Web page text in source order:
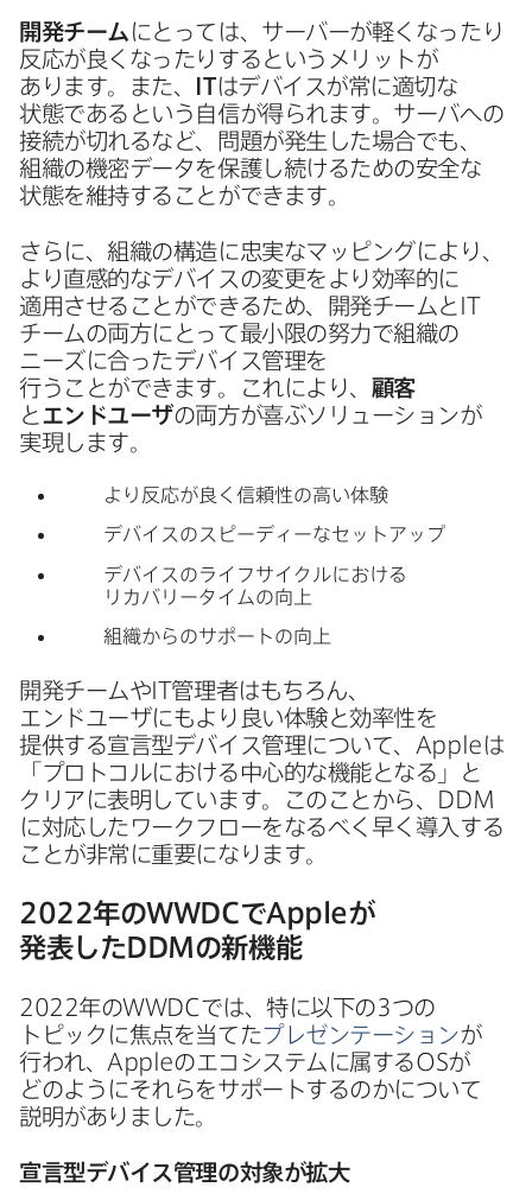
開発チーム に​とっては、​サーバーが​軽くなったり​
反応が​良くなったりすると​いう​メリットが​
あります。​また、
ITは​デバイスが​常に​適切な​
状態であると​いう​自信が​得られます。​サーバへの​
接続が​切れる​など、​問題が​発生した​場合でも、​
組織の​機密​データを​保護し続ける​ための​安全な​
状態を​維持する​ことができます。
さらに、​組織の​構造に​忠実な​マッピングに​より、​
より​直感的な​デバイスの​変更を​より​効率的に​
適用させる​ことができる​ため、​開発チームと IT
チームの​両方に​とって​最小限の​努力で​組織の​
ニーズに​合った​デバイス管理を​
行うことができます。​これに​より、 顧客
と エンドユーザの​両方が​喜ぶソリューションが​
実現します。
より​反応が​良く​信頼性の​高い​体験
デバイスの​スピーディーな​セットアップ
デバイスの​ライフサイクルに​おける​
リカバリータイムの​向上
組織からの​サポートの​向上
開発チームや IT管理者は​もちろん、​
エンドユーザにもより​良い​体験と​効率性を​
提供する​宣言型デバイス管理に​ついて、 Apple は​
「プロトコルに​おける​中心的な​機能と​なる」と​
クリアに​表明しています。​この​ことから、
DDM
に​対応した​ワークフローを​なるべく​早く​導入する​
ことが​非常に​重要に​なります。
2022年のWWDCでAppleが​
発表した DDMの​新機能
2022年のWWDCでは、​特に​以下の3つの​
トピックに​焦点を​当てたプレゼンテーションが​
行われ、 Appleの​エコシステムに​属するOSが​
どのように​それらを​サポートするのかに​ついて​
説明が​ありました。
宣言型デバイス管理の​対象が​拡大